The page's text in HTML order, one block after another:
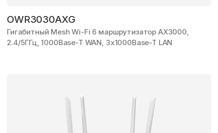
OWR3030AXG
Гигабитный Mesh Wi-Fi 6 маршрутизатор AX3000,
2.4/5ГГц, 1000Base-T WAN, 3x1000Base-T LAN